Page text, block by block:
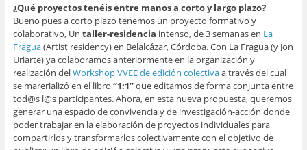
¿Qué proyectos tenéis entre manos a corto y largo plazo?
Bueno pues a corto plazo tenemos un proyecto formativo y
colaborativo, Un taller-residencia intenso, de 3 semanas en La
Fragua(Artist residency) en Belalcázar, Córdoba. Con La Fragua (y Jon
Uriarte) ya colaboramos anteriormente en la organización y
realización delWorkshop VVEE de edición colectivaa través del cual
se marerializó en el libro “1:1”que editamos de forma conjunta entre
tod@s l@s participantes. Ahora, en esta nueva propuesta, queremos
generar una espacio de convivencia y de investigación-acción donde
poder trabajar en la elaboración de proyectos individuales para
compartirlos y transformarlos colectivamente con el objetivo de